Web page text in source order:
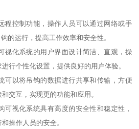
程控制功能，操作人员可以通过网络或手
的运行，提高工作效率和安全性。
视化系统的用户界面设计简洁、直观，操
行个性化设置，提供良好的用户体验。
可以将吊钩的数据进行共享和传输，方便
交互，实现更的功能和应用。
可视化系统具有高度的安全性和稳定性，
操作人员的安全。